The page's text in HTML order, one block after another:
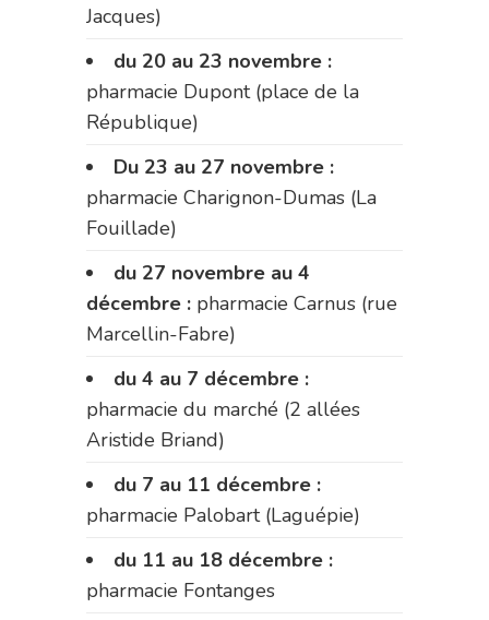
Jacques)
du 20 au 23 novembre :
pharmacie Dupont (place de la
République)
Du 23 au 27 novembre :
pharmacie Charignon-Dumas (La
Fouillade)
du 27 novembre au 4
décembre : pharmacie Carnus (rue
Marcellin-Fabre)
du 4 au 7 décembre :
pharmacie du marché (2 allées
Aristide Briand)
du 7 au 11 décembre :
pharmacie Palobart (Laguépie)
du 11 au 18 décembre :
pharmacie Fontanges